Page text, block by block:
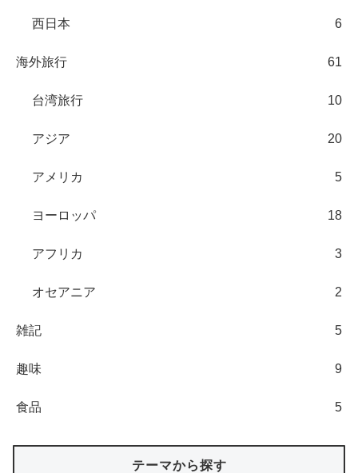
西日本 6
海外旅行 61
台湾旅行 10
アジア 20
アメリカ 5
ヨーロッパ 18
アフリカ 3
オセアニア 2
雑記 5
趣味 9
食品 5
テーマから探す